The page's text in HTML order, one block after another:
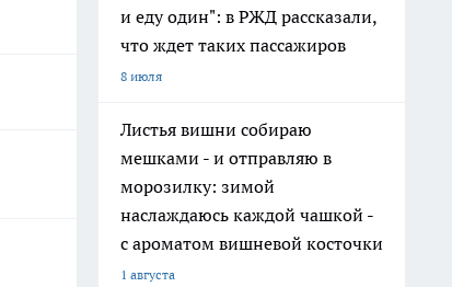
и еду один": в РЖД рассказали,
что ждет таких пассажиров
8 июля
Листья вишни собираю
мешками - и отправляю в
морозилку: зимой
наслаждаюсь каждой чашкой -
с ароматом вишневой косточки
1 августа